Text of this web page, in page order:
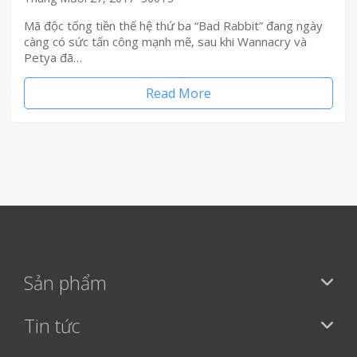
Mã độc tống tiền thế hệ thứ ba “Bad Rabbit” đang ngày
càng có sức tấn công mạnh mẽ, sau khi Wannacry và
Petya đã…
Read More
Sản phẩm
Tin tức